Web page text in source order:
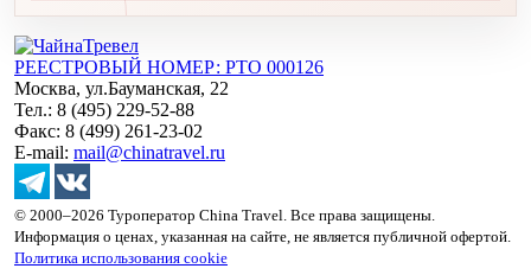
РЕЕСТРОВЫЙ НОМЕР: РТО 000126
Москва, ул.Бауманская, 22
Тел.: 8 (495) 229-52-88
Факс: 8 (499) 261-23-02
E-mail: mail@chinatravel.ru
© 2000–2026 Туроператор China Travel. Все права защищены.
Информация о ценах, указанная на сайте, не является публичной офертой.
Политика использования cookie